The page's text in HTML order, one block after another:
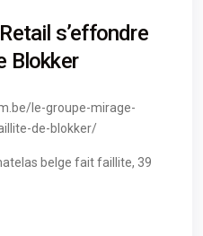
s’effondre
Blokker
le-groupe-mirage-
de-blokker/
belge fait faillite, 39